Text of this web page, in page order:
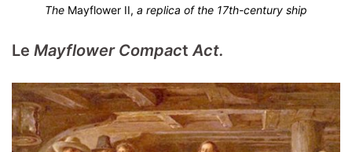
The Mayflower II, a replica of the 17th-century ship
Le Mayflower CompactAct.